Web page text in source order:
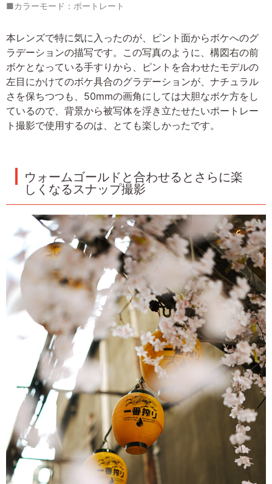
■カラーモード：ポートレート
本レンズで特に気に入ったのが、ピント面からボケへのグ
ラデーションの描写です。この写真のように、構図右の前
ボケとなっている手すりから、ピントを合わせたモデルの
左目にかけてのボケ具合のグラデーションが、ナチュラル
さを保ちつつも、50mmの画角にしては大胆なボケ方をし
ているので、背景から被写体を浮き立たせたいポートレー
ト撮影で使用するのは、とても楽しかったです。
ウォームゴールドと合わせるとさらに楽
しくなるスナップ撮影